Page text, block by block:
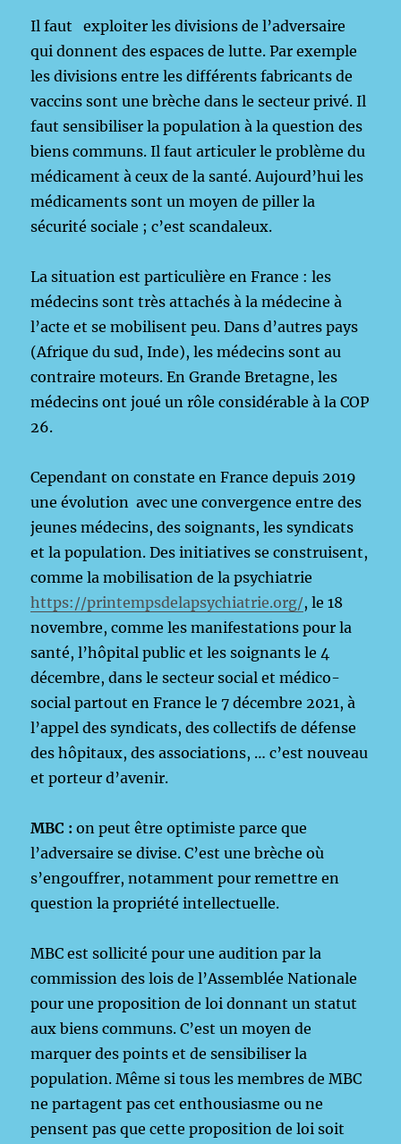
Il faut exploiter les divisions de l’adversaire
qui donnent des espaces de lutte. Par exemple
les divisions entre les différents fabricants de
vaccins sont une brèche dans le secteur privé. Il
faut sensibiliser la population à la question des
biens communs. Il faut articuler le problème du
médicament à ceux de la santé. Aujourd’hui les
médicaments sont un moyen de piller la
sécurité sociale ; c’est scandaleux.
La situation est particulière en France : les
médecins sont très attachés à la médecine à
l’acte et se mobilisent peu. Dans d’autres pays
(Afrique du sud, Inde), les médecins sont au
contraire moteurs. En Grande Bretagne, les
médecins ont joué un rôle considérable à la COP
26.
Cependant on constate en France depuis 2019
une évolution avec une convergence entre des
jeunes médecins, des soignants, les syndicats
et la population. Des initiatives se construisent,
comme la mobilisation de la psychiatrie
https://printempsdelapsychiatrie.org/, le 18
novembre, comme les manifestations pour la
santé, l’hôpital public et les soignants le 4
décembre, dans le secteur social et médico-
social partout en France le 7 décembre 2021, à
l’appel des syndicats, des collectifs de défense
des hôpitaux, des associations, … c’est nouveau
et porteur d’avenir.
MBC :on peut être optimiste parce que
l’adversaire se divise. C’est une brèche où
s’engouffrer, notamment pour remettre en
question la propriété intellectuelle.
MBC est sollicité pour une audition par la
commission des lois de l’Assemblée Nationale
pour une proposition de loi donnant un statut
aux biens communs. C’est un moyen de
marquer des points et de sensibiliser la
population. Même si tous les membres de MBC
ne partagent pas cet enthousiasme ou ne
pensent pas que cette proposition de loi soit